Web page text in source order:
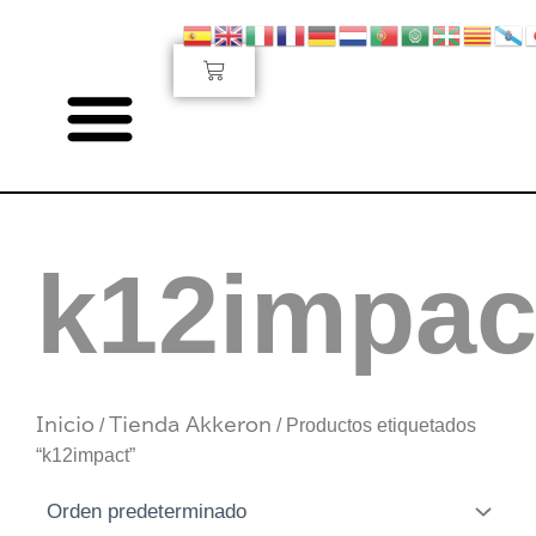
Carrito
Inicio /Tienda Akkeron / Productos etiquetados
“k12impact”